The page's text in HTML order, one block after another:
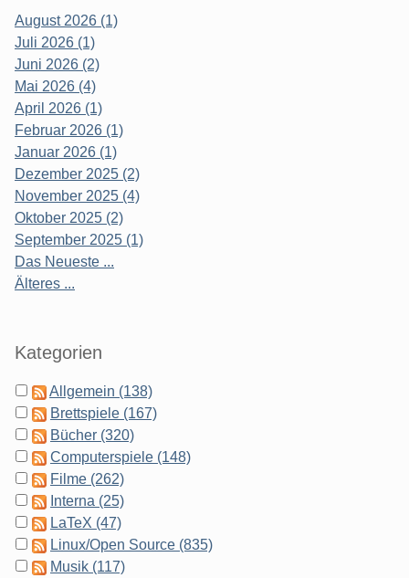
August 2026 (1)
Juli 2026 (1)
Juni 2026 (2)
Mai 2026 (4)
April 2026 (1)
Februar 2026 (1)
Januar 2026 (1)
Dezember 2025 (2)
November 2025 (4)
Oktober 2025 (2)
September 2025 (1)
Das Neueste ...
Älteres ...
Kategorien
Allgemein (138)
Brettspiele (167)
Bücher (320)
Computerspiele (148)
Filme (262)
Interna (25)
LaTeX (47)
Linux/Open Source (835)
Musik (117)